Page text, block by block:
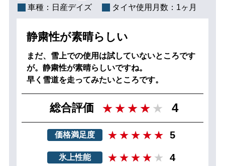
車種： 日産デイズ タイヤ使用月数： 1ヶ月
静粛性が素晴らしい
まだ、雪上での使用は試していないところです
が。静粛性が素晴らしいですね。
早く雪道を走ってみたいところです。
総合評価 4
価格満足度 5
氷上性能 4